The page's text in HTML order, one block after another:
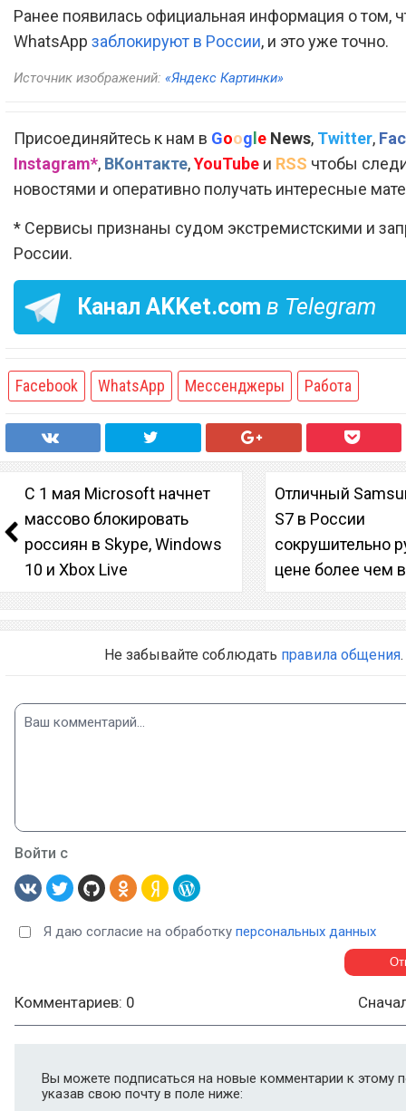
Ранее появилась официальная информация о том,
WhatsApp заблокируют в России, и это уже точно.
Источник изображений: «Яндекс Картинки»
Присоединяйтесь к нам в Goog e News, Twitter,
Instagram*, ВКонтакте,YouTube и RSS чтобы
новостями и оперативно получать интересные
* Сервисы признаны судом экстремистскими и
России.
Канал AKKet.com в Telegram
Facebook WhatsApp Мессенджеры Работа
С 1 мая Microsoft начнет
массово блокировать
россиян в Skype, Windows
10 и Xbox Live
Отличный
S7 в России
сокрушительно
цене более чем
Не забывайте соблюдать правила общения.
Войти с
Я даю согласие на обработку персональных данных
Комментариев: 0
Вы можете подписаться на новые комментарии к этому
указав свою почту в поле ниже: